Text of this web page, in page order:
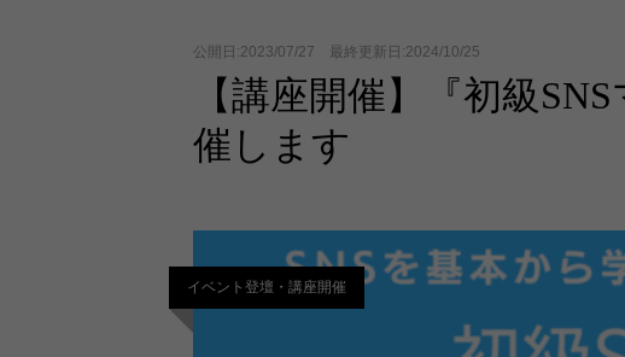
公開日:2023/07/27 最終更新日:2024/10/25
【講座開催】『初級
催します
イベント登壇・講座開催